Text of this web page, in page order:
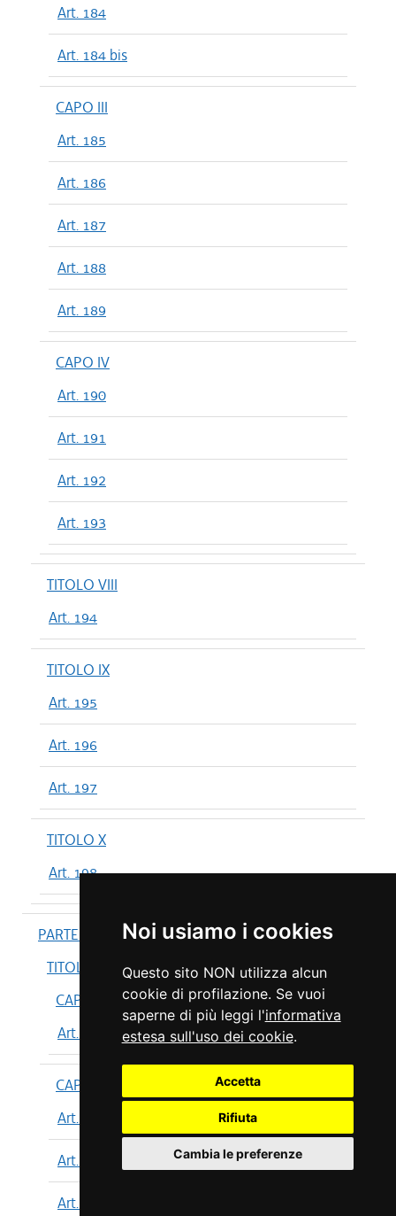
Noi usiamo i cookies
Questo sito NON utilizza alcun
cookie di profilazione. Se vuoi
saperne di più leggi l'informativa
estesa sull'uso dei cookie.
Accetta
Rifiuta
Cambia le preferenze
Art. 184
Art. 184 bis
CAPO III
Art. 185
Art. 186
Art. 187
Art. 188
Art. 189
CAPO IV
Art. 190
Art. 191
Art. 192
Art. 193
TITOLO VIII
Art. 194
TITOLO IX
Art. 195
Art. 196
Art. 197
TITOLO X
Art. 198
PARTE IV
TITOLO I
CAPO I
Art. 199
CAPO II
Art. 200
Art. 201
Art. 202